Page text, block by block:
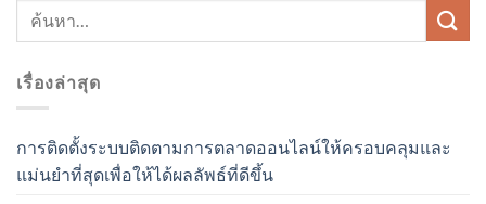
เรื่องล่าสุด
การติดตั้งระบบติดตามการตลาดออนไลน์ให้ครอบคลุมและ
แม่นยำที่สุดเพื่อให้ได้ผลลัพธ์ที่ดีขึ้น